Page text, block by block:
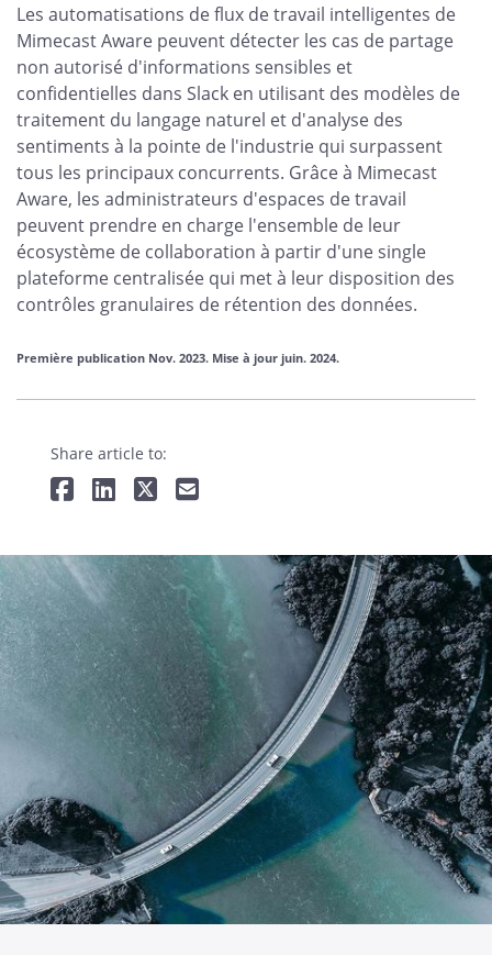
Les automatisations de flux de travail intelligentes de
Mimecast Aware peuvent détecter les cas de partage
non autorisé d'informations sensibles et
confidentielles dans Slack en utilisant des modèles de
traitement du langage naturel et d'analyse des
sentiments à la pointe de l'industrie qui surpassent
tous les principaux concurrents. Grâce à Mimecast
Aware, les administrateurs d'espaces de travail
peuvent prendre en charge l'ensemble de leur
écosystème de collaboration à partir d'une single
plateforme centralisée qui met à leur disposition des
contrôles granulaires de rétention des données.
Première publication Nov. 2023. Mise à jour juin. 2024.
Share article to: